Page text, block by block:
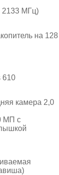
2133 МГц)
на 128
610
камера 2,0
МП с